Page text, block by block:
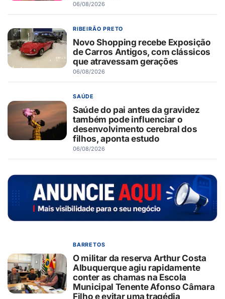
06/08/2026
RIBEIRÃO PRETO
Novo Shopping recebe Exposição
de Carros Antigos, com clássicos
que atravessam gerações
06/08/2026
SAÚDE
Saúde do pai antes da gravidez
também pode influenciar o
desenvolvimento cerebral dos
filhos, aponta estudo
06/08/2026
BARRETOS
O militar da reserva Arthur Costa
Albuquerque agiu rapidamente
conter as chamas na Escola
Municipal Tenente Afonso Câmara
Filho e evitar uma tragédia